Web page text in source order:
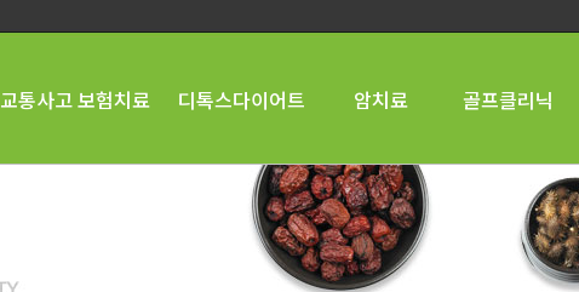
교통사고 보험치료 디톡스다이어트 암치료 골프클리닉